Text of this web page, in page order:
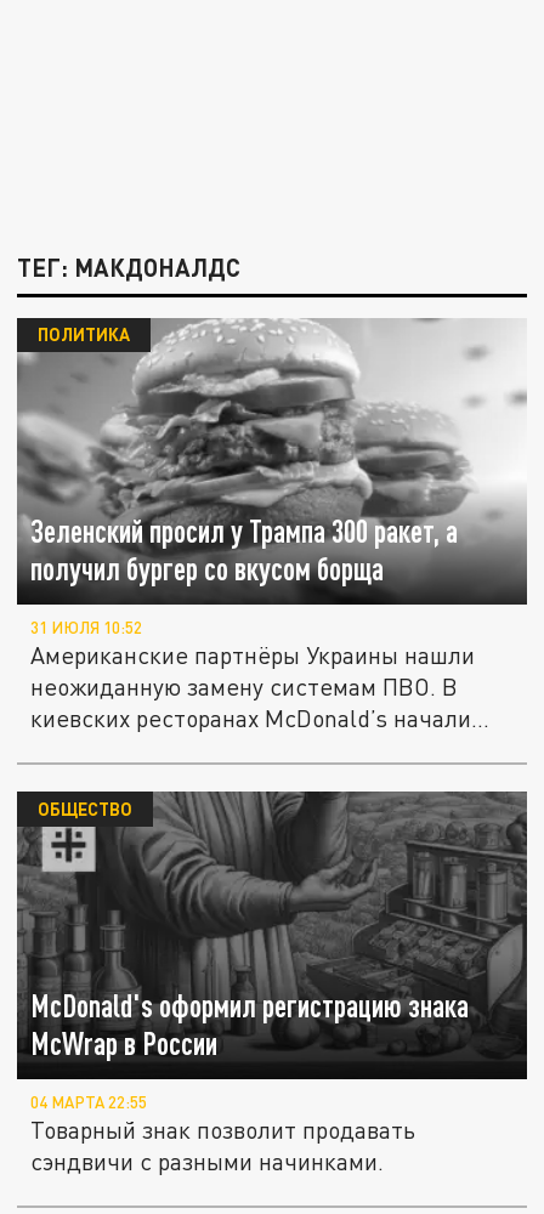
ТЕГ: МАКДОНАЛДС
Зеленский просил у Трампа 300 ракет, а
получил бургер со вкусом борща
ПОЛИТИКА
31 ИЮЛЯ 10:52
Американские партнёры Украины нашли
неожиданную замену системам ПВО. В
киевских ресторанах McDonald’s начали...
McDonald's оформил регистрацию знака
McWrap в России
ОБЩЕСТВО
04 МАРТА 22:55
Товарный знак позволит продавать
сэндвичи с разными начинками.